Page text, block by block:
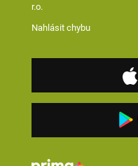
r.o.
Nahlásit chybu